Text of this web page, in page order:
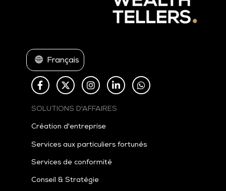
Français
SOLUTIONS D'AFFAIRES
Création d'entreprise
Services aux particuliers fortunés
Services de conformité
Conseil & Stratégie